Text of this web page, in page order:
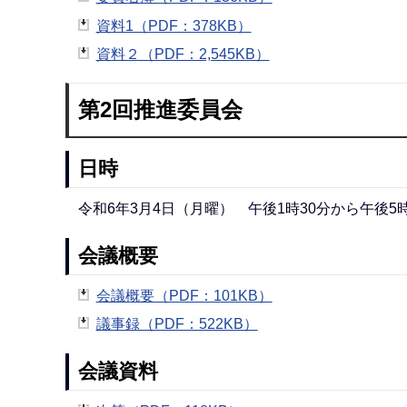
資料1（PDF：378KB）
資料２（PDF：2,545KB）
第2回推進委員会
日時
令和6年3月4日（月曜） 午後1時30分から午後5
会議概要
会議概要（PDF：101KB）
議事録（PDF：522KB）
会議資料